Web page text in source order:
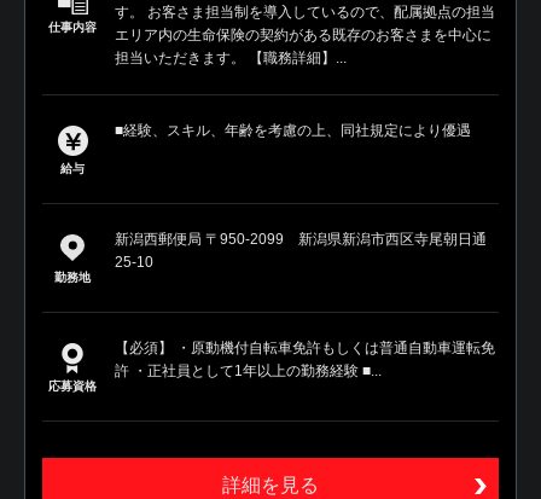
仕事内容
す。 お客さま担当制を導入しているので、配属拠点の担当
エリア内の生命保険の契約がある既存のお客さまを中心に
担当いただきます。 【職務詳細】...
給与
■経験、スキル、年齢を考慮の上、同社規定により優遇
勤務地
新潟西郵便局 〒950-2099 新潟県新潟市西区寺尾朝日通
25-10
応募資格
【必須】 ・原動機付自転車免許もしくは普通自動車運転免
許 ・正社員として1年以上の勤務経験 ■...
詳細を見る